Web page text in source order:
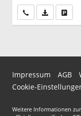
Wir rufen Sie an
PDF-
Impressum AGB
Cookie-
Weitere Informationen